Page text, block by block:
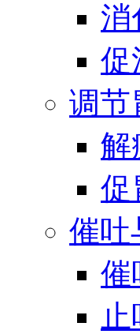
消
促
调节
解
促
催吐
催